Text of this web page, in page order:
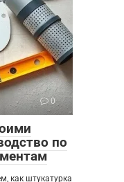
0
по
как штукатурка